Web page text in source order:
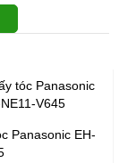
Panasonic EH-